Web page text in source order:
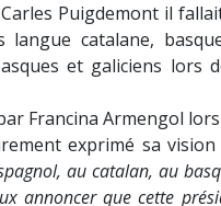
Puigdemont il
catalane,
et galiciens lors
Francina Armengol
exprimé sa vision
au catalan, au
annoncer que cette